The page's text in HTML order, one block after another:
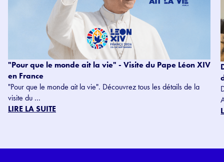
"Pour que le monde ait la vie" - Visite du Pape Léon XIV
en France
"Pour que le monde ait la vie". Découvrez tous les détails de la
visite du ...
LIRE LA SUITE